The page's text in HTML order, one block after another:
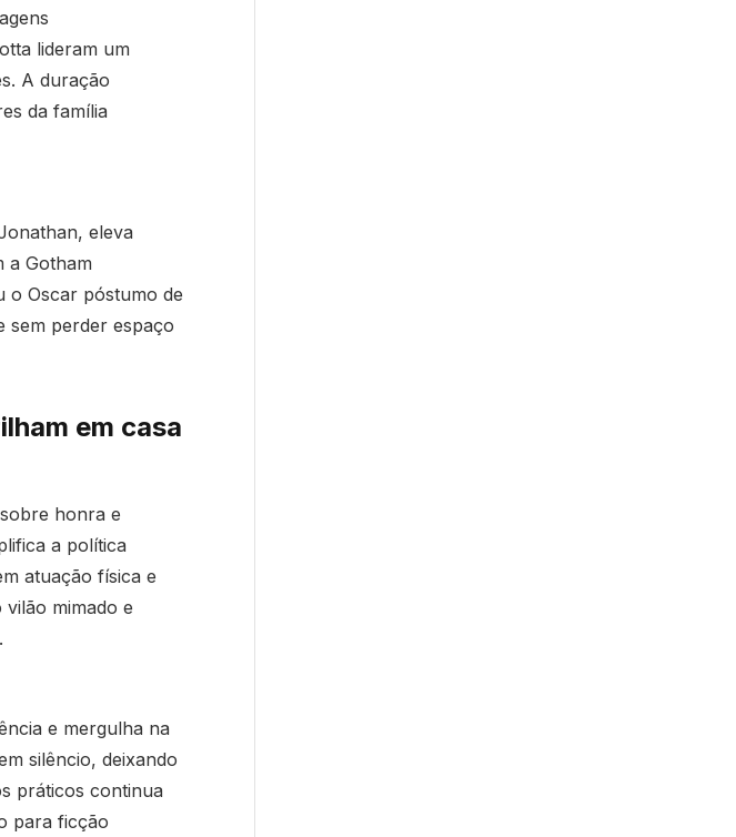
lideram um
A duração
da família
eleva
a Gotham
o Oscar póstumo de
sem perder espaço
em casa
honra e
a política
atuação física e
mimado e
e mergulha na
silêncio, deixando
práticos continua
para ficção